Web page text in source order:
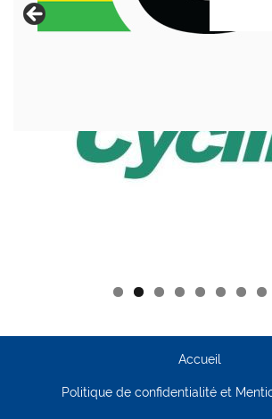
Accueil
Politique de confidentialité et